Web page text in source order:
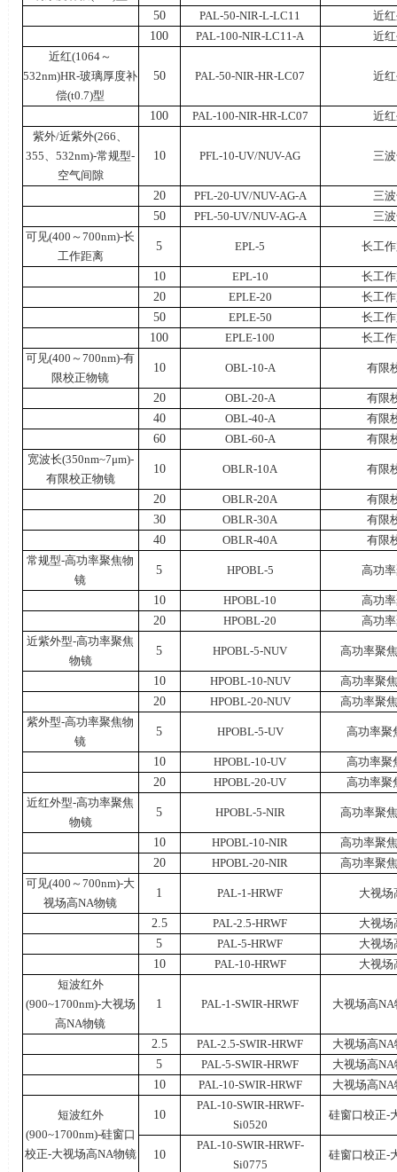
50
PAL-50-NIR-L-LC11
近
100
PAL-100-NIR-LC11-A
近
近红(1064～
532nm)HR-玻璃厚度补
偿(t0.7)型
50 PAL-50-NIR-HR-LC07 近
100 PAL-100-NIR-HR-LC07
近
紫外/近紫外(266、
355、532nm)-常规型-
空气间隙
10 PFL-10-UV/NUV-AG 三
20 PFL-20-UV/NUV-AG-A
三
50
PFL-50-UV/NUV-AG-A
三
可见(400 ～700nm)-长
工作距离
5 EPL-5 长工
10 EPL-10
长工
20
EPLE-20
长工
50
EPLE-50
长工
100
EPLE-100
长工
可见(400 ～700nm)-有
限校正物镜
10 OBL-10-A 有限
20 OBL-20-A
有限
40
OBL-40-A
有限
60
OBL-60-A
有限
宽波长(350nm~7μm)-
有限校正物镜
10 OBLR-10A 有限
20 OBLR-20A
有限
30
OBLR-30A
有限
40
OBLR-40A
有限
常规型-高功率聚焦物
镜
5 HPOBL-5 高功
10 HPOBL-10
高功
20
HPOBL-20
高功
近紫外型-高功率聚焦
物镜
5 HPOBL-5-NUV 高功率聚
10 HPOBL-10-NUV
高功率聚
20
HPOBL-20-NUV
高功率聚
紫外型-高功率聚焦物
镜
5 HPOBL-5-UV 高功率聚
10 HPOBL-10-UV
高功率聚
20
HPOBL-20-UV
高功率聚
近红外型-高功率聚焦
物镜
5 HPOBL-5-NIR 高功率聚
10 HPOBL-10-NIR
高功率聚
20
HPOBL-20-NIR
高功率聚
可见(400 ～700nm)-大
视场高NA物镜
1 PAL-1-HRWF 大视场
2.5 PAL-2.5-HRWF
大视场
5
PAL-5-HRWF
大视场
10
PAL-10-HRWF
大视场
短波红外
(900~1700nm)-大视场
高NA物镜
1 PAL-1-SWIR-HRWF 大视场高NA
2.5 PAL-2.5-SWIR-HRWF 大视场高NA
5
PAL-5-SWIR-HRWF 大视场高NA
10
PAL-10-SWIR-HRWF 大视场高NA
短波红外
(900~1700nm)-硅窗口
校正-大视场高NA物镜
10
PAL-10-SWIR-HRWF-
Si0520
硅窗口校正-
10
PAL-10-SWIR-HRWF-
Si0775
硅窗口校正-